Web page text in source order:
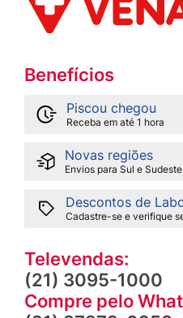
Benefícios
Piscou chegou
Receba em até 1 hora
Novas regiões
Envios para Sul e Sudeste
Descontos de
Cadastre-se e verifique
Televendas:
(21) 3095-1000
Compre pelo